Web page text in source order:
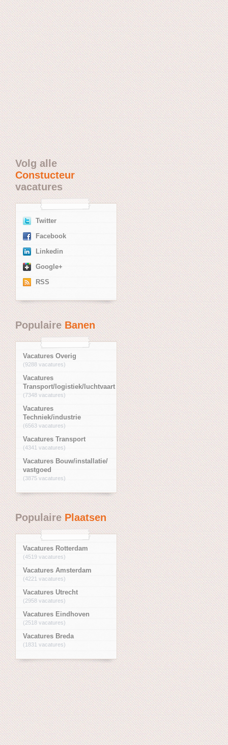
Volg alle
Constucteur
vacatures
Twitter
Facebook
Linkedin
Google+
RSS
PopulaireBanen
Vacatures Overig
(9288 vacatures)
Vacatures
Transport/logistiek/luchtvaart
(7348 vacatures)
Vacatures
Techniek/industrie
(6563 vacatures)
Vacatures Transport
(4341 vacatures)
Vacatures Bouw/installatie/
vastgoed
(3875 vacatures)
PopulairePlaatsen
Vacatures Rotterdam
(4519 vacatures)
Vacatures Amsterdam
(4221 vacatures)
Vacatures Utrecht
(2958 vacatures)
Vacatures Eindhoven
(2518 vacatures)
Vacatures Breda
(1831 vacatures)